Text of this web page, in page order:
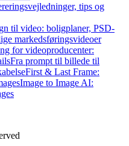
tips og
til video: boligplaner, PSD-
markedsføringsvideoer
for videoproducenter:
Fra prompt til billede til
First & Last Frame:
Image to Image AI: